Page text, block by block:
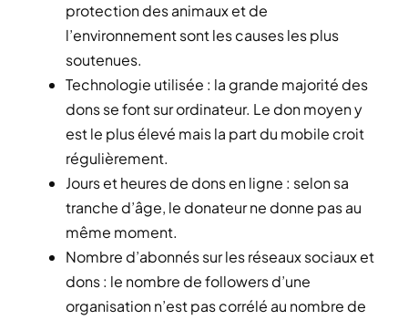
protection des animaux et de
l’environnement sont les causes les plus
soutenues.
Technologie utilisée : la grande majorité des
dons se font sur ordinateur. Le don moyen y
est le plus élevé mais la part du mobile croit
régulièrement.
Jours et heures de dons en ligne : selon sa
tranche d’âge, le donateur ne donne pas au
même moment.
Nombre d’abonnés sur les réseaux sociaux et
dons : le nombre de followers d’une
organisation n’est pas corrélé au nombre de